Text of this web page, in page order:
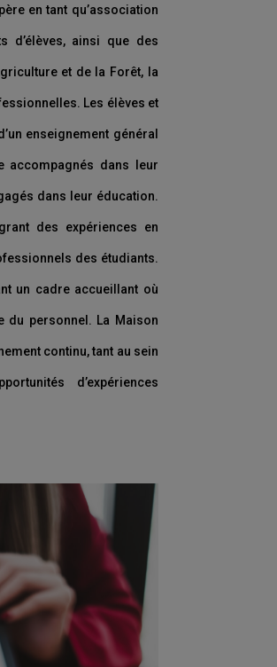
en tant qu’association
d’élèves, ainsi que des
et de la Forêt, la
Les élèves et
enseignement général
accompagnés dans leur
dans leur éducation.
des expériences en
des étudiants.
un cadre accueillant où
du personnel. La Maison
continu, tant au sein
d’expériences